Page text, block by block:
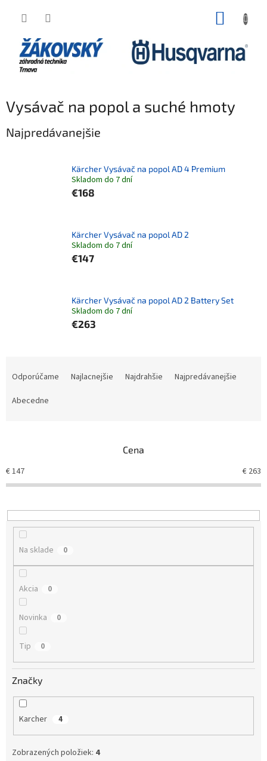
Vysávač na popol a suché hmoty
Najpredávanejšie
Kärcher Vysávač na popol AD 4 Premium
Skladom do 7 dní
€168
Kärcher Vysávač na popol AD 2
Skladom do 7 dní
€147
Kärcher Vysávač na popol AD 2 Battery Set
Skladom do 7 dní
€263
Odporúčame Najlacnejšie Najdrahšie
Najpredávanejšie
Abecedne
Cena
€147 € 263
Na sklade 0
Akcia 0
Novinka 0
Tip 0
Značky
Karcher 4
Zobrazených položiek: 4